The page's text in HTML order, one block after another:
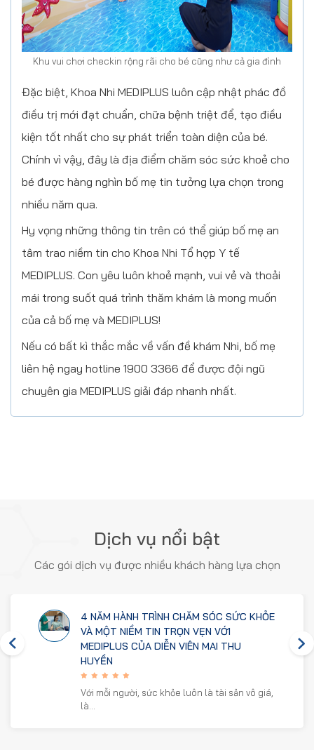
Khu vui chơi checkin rộng rãi cho bé cũng như cả gia đình
Đặc biệt, Khoa Nhi MEDIPLUS luôn cập nhật phác đồ
điều trị mới đạt chuẩn, chữa bệnh triệt để, tạo điều
kiện tốt nhất cho sự phát triển toàn diện của bé.
Chính vì vậy, đây là địa điểm chăm sóc sức khoẻ cho
bé được hàng nghìn bố mẹ tin tưởng lựa chọn trong
nhiều năm qua.
Hy vọng những thông tin trên có thể giúp bố mẹ an
tâm trao niềm tin cho Khoa Nhi Tổ hợp Y tế
MEDIPLUS. Con yêu luôn khoẻ mạnh, vui vẻ và thoải
mái trong suốt quá trình thăm khám là mong muốn
của cả bố mẹ và MEDIPLUS!
Nếu có bất kì thắc mắc về vấn đề khám Nhi, bố mẹ
liên hệ ngay hotline 1900 3366 để được đội ngũ
chuyên gia MEDIPLUS giải đáp nhanh nhất.
Dịch vụ nổi bật
Các gói dịch vụ được nhiều khách hàng lựa chọn
4 NĂM HÀNH TRÌNH CHĂM SÓC SỨC KHỎE
VÀ MỘT NIỀM TIN TRỌN VẸN VỚI
MEDIPLUS CỦA DIỄN VIÊN MAI THU
HUYỀN
Với mỗi người, sức khỏe luôn là tài sản vô giá,
là…